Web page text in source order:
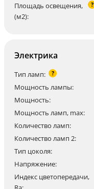
Площадь освещения,
(м2):
?
Электрика
Тип ламп: ?
Мощность лампы:
Мощность:
Мощность ламп, max:
Количество ламп:
Количество ламп 2:
Тип цоколя:
Напряжение:
Индекс цветопередачи,